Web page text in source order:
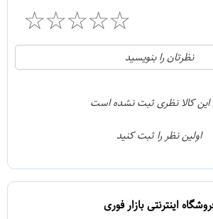
☆
☆
☆
☆
☆
21
1
نظرتان را بنویسید
این کالا نظری ثبت نشده است
اولین نظر را ثبت کنید
اینترنتی بازار فوری